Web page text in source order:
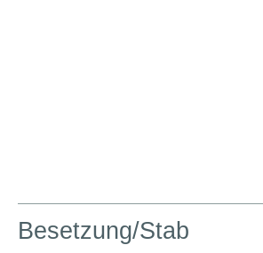
Besetzung/Stab